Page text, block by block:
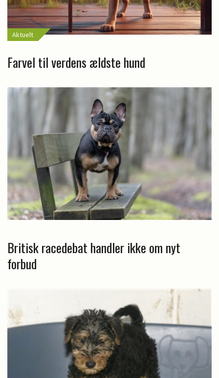
Aktuelt
Farvel til verdens ældste hund
Britisk racedebat handler ikke om nyt
forbud